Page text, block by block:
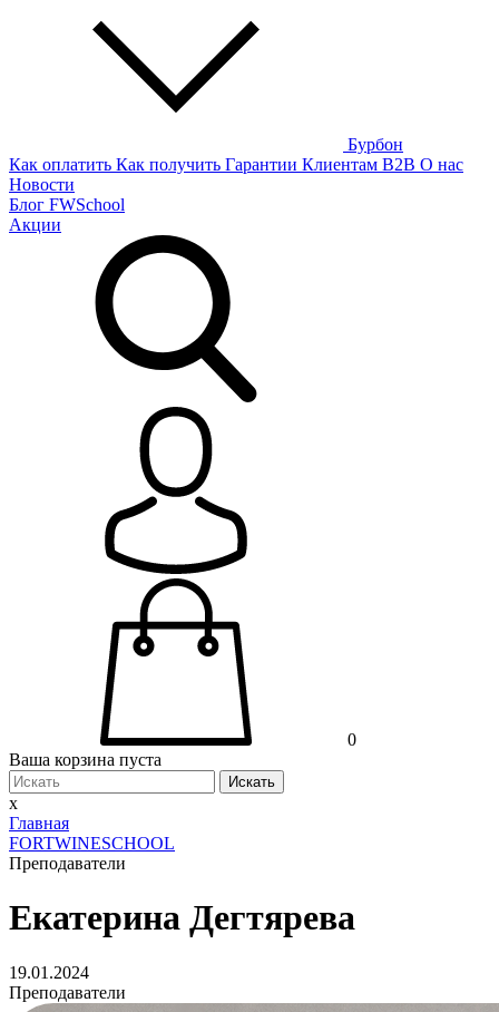
Бурбон
Как оплатить Как получить Гарантии Клиентам B2B О нас
Новости
Блог FWSchool
Акции
0
Ваша корзина пуста
Искать
x
Главная
FORTWINESCHOOL
Преподаватели
Екатерина Дегтярева
19.01.2024
Преподаватели